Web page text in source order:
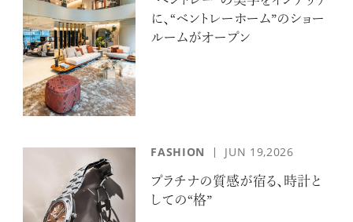
に、“ベントレーホーム”のショー
ルームがオープン
FASHION JUN 19,2026
プラチナの質感が宿る、時計と
しての“格”